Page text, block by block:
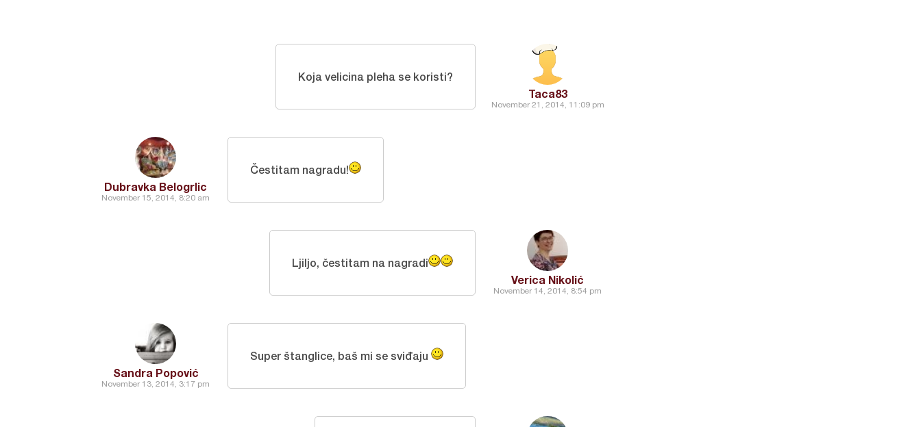
Taca83
November 21, 2014, 11:09 pm
Koja velicina pleha se koristi?
Dubravka Belogrlic
November 15, 2014, 8:20 am
Čestitam nagradu!
Verica Nikolić
November 14, 2014, 8:54 pm
Ljiljo, čestitam na nagradi
Sandra Popović
November 13, 2014, 3:17 pm
Super štanglice, baš mi se sviđaju